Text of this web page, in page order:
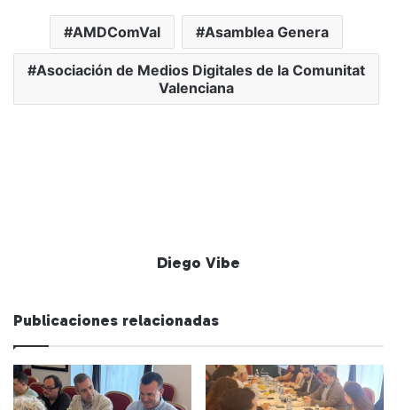
AMDComVal Asamblea Genera
Asociación de Medios Digitales de la Comunitat
Valenciana
Diego Vibe
Publicaciones relacionadas